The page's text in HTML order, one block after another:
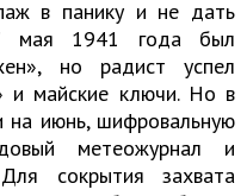
в панику и не дать
7 мая 1941 года был
но радист успел
и майские ключи. Но в
на июнь, шифровальную
метеожурнал и
сокрытия захвата